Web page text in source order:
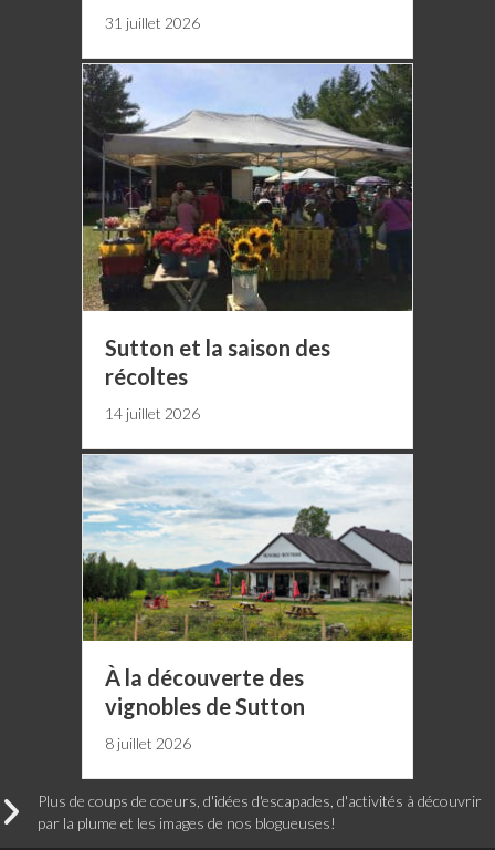
31 juillet 2026
Sutton et la saison des
récoltes
14 juillet 2026
À la découverte des
vignobles de Sutton
8 juillet 2026
Plus de coups de coeurs, d'idées d'escapades, d'activités à découvrir
par la plume et les images de nos blogueuses!